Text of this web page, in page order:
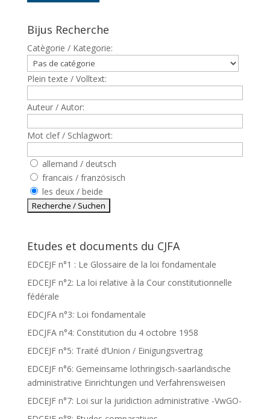
Bijus Recherche
Catègorie / Kategorie:
Plein texte / Volltext:
Auteur / Autor:
Mot clef / Schlagwort:
allemand / deutsch
francais / französisch
les deux / beide
Etudes et documents du CJFA
EDCEJF n°1 : Le Glossaire de la loi fondamentale
EDCEJF n°2: La loi relative à la Cour constitutionnelle
fédérale
EDCJFA n°3: Loi fondamentale
EDCJFA n°4: Constitution du 4 octobre 1958
EDCEJF n°5: Traité d’Union / Einigungsvertrag
EDCEJF n°6: Gemeinsame lothringisch-saarländische
administrative Einrichtungen und Verfahrensweisen
EDCEJF n°7: Loi sur la juridiction administrative -VwGO-